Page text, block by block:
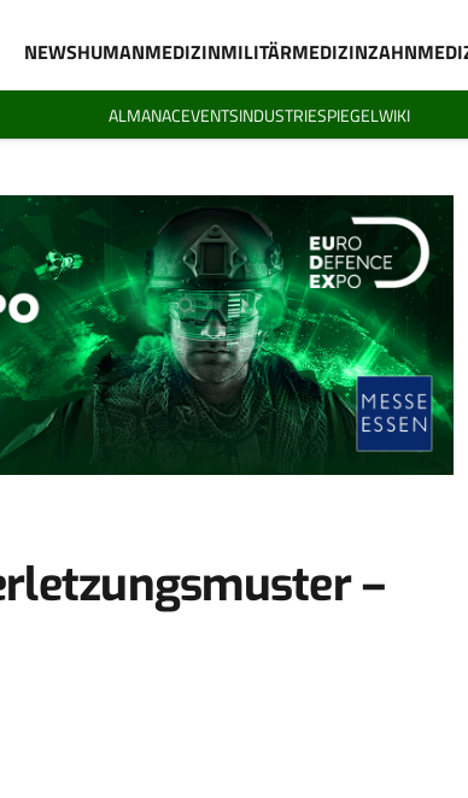
NEWSHUMANMEDIZINMILITÄRMEDIZIN
ALMANACEVENTSINDUSTRIESPIEGELWIKI
–